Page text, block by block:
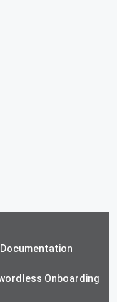
Documentation
Onboarding